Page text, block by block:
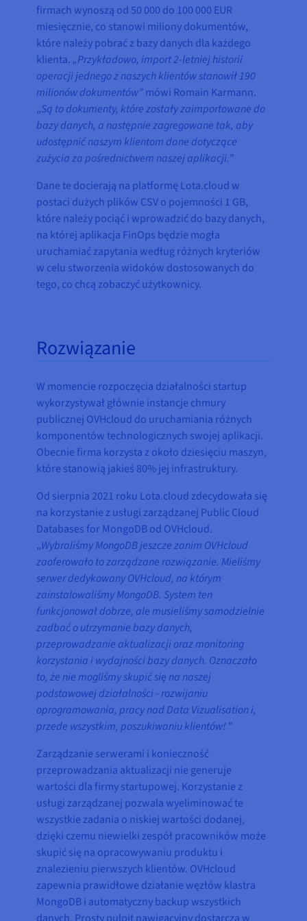
firmach wynoszą od 50 000 do 100 000 EUR
miesięcznie, co stanowi miliony dokumentów,
które należy pobrać z bazy danych dla każdego
klienta.„Przykładowo, import 2-letniej historii
operacji jednego z naszych klientów stanowił 190
milionów dokumentów”mówi Romain Karmann.
„Są to dokumenty, które zostały zaimportowane do
bazy danych, a następnie zagregowane tak, aby
udostępnić naszym klientom dane dotyczące
zużycia za pośrednictwem naszej aplikacji.”
Dane te docierają na platformę Lota.cloud w
postaci dużych plików CSV o pojemności 1 GB,
które należy pociąć i wprowadzić do bazy danych,
na której aplikacja FinOps będzie mogła
uruchamiać zapytania według różnych kryteriów
w celu stworzenia widoków dostosowanych do
tego, co chcą zobaczyć użytkownicy.
Rozwiązanie
W momencie rozpoczęcia działalności startup
wykorzystywał głównie instancje chmury
publicznej OVHcloud do uruchamiania różnych
komponentów technologicznych swojej aplikacji.
Obecnie firma korzysta z około dziesięciu maszyn,
które stanowią jakieś 80% jej infrastruktury.
Od sierpnia 2021 roku Lota.cloud zdecydowała się
na korzystanie z usługi zarządzanej Public Cloud
Databases for MongoDB od OVHcloud.
„Wybraliśmy MongoDB jeszcze zanim OVHcloud
zaoferowało to zarządzane rozwiązanie. Mieliśmy
serwer dedykowany OVHcloud, na którym
zainstalowaliśmy MongoDB. System ten
funkcjonował dobrze, ale musieliśmy samodzielnie
zadbać o utrzymanie bazy danych,
przeprowadzanie aktualizacji oraz monitoring
korzystania i wydajności bazy danych. Oznaczało
to, że nie mogliśmy skupić się na naszej
podstawowej działalności - rozwijaniu
oprogramowania, pracy nad Data Vizualisation i,
przede wszystkim, poszukiwaniu klientów! "
Zarządzanie serwerami i konieczność
przeprowadzania aktualizacji nie generuje
wartości dla firmy startupowej. Korzystanie z
usługi zarządzanej pozwala wyeliminować te
wszystkie zadania o niskiej wartości dodanej,
dzięki czemu niewielki zespół pracowników może
skupić się na opracowywaniu produktu i
znalezieniu pierwszych klientów. OVHcloud
zapewnia prawidłowe działanie węzłów klastra
MongoDB i automatyczny backup wszystkich